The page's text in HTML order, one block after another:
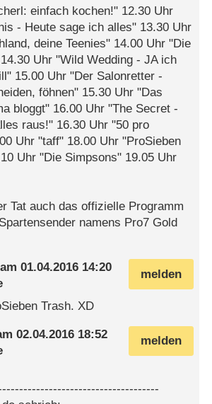
einfach kochen!" 12.30 Uhr
- Heute sage ich alles" 13.30 Uhr
deine Teenies" 14.00 Uhr "Die
Uhr "Wild Wedding - JA ich
15.00 Uhr "Der Salonretter -
föhnen" 15.30 Uhr "Das
bloggt" 16.00 Uhr "The Secret -
raus!" 16.30 Uhr "50 pro
Uhr "taff" 18.00 Uhr "ProSieben
Uhr "Die Simpsons" 19.05 Uhr
Tat auch das offizielle Programm
namens Pro7 Gold
melden
01.04.2016 14:20
Trash. XD
melden
02.04.2016 18:52